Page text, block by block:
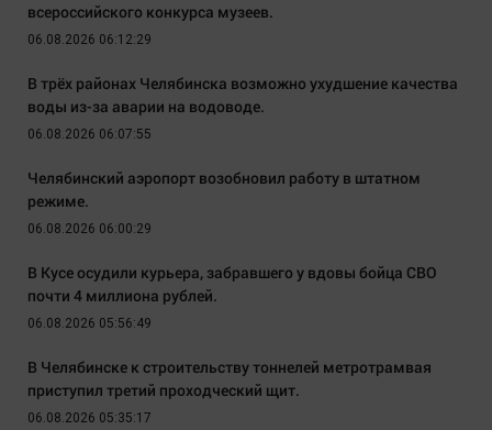
всероссийского конкурса музеев.
06.08.2026 06:12:29
В трёх районах Челябинска возможно ухудшение качества
воды из-за аварии на водоводе.
06.08.2026 06:07:55
Челябинский аэропорт возобновил работу в штатном
режиме.
06.08.2026 06:00:29
В Кусе осудили курьера, забравшего у вдовы бойца СВО
почти 4 миллиона рублей.
06.08.2026 05:56:49
В Челябинске к строительству тоннелей метротрамвая
приступил третий проходческий щит.
06.08.2026 05:35:17